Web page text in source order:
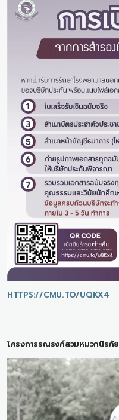
HTTPS://CMU.TO/UQKX4
โครงการรณรงค์สวมหมวกนิรภัย